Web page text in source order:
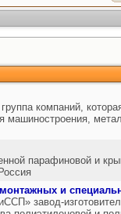
компаний,
машиностроения,
парафиновой и
и
завод-